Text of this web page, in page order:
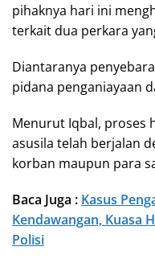
pihaknya hari ini
terkait dua perkara
Diantaranya
pidana penganiayaan
Menurut Iqbal, proses
asusila telah berjalan
korban maupun para
Baca Juga : Kasus
Kendawangan, Kuasa
Polisi